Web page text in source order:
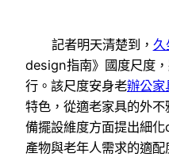
記者明天清楚到， 久
design指南》國度尺度
行。該尺度安身老辦公家
特色，從適老家具的外
備擺設維度方面提出細
產物與老年人需求的適配